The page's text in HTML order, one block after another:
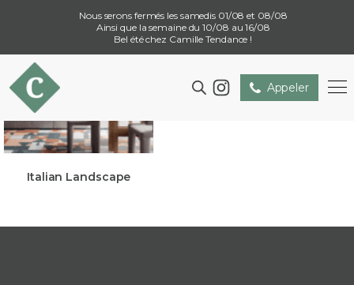
Nous serons fermés les samedis 01/08 et 08/08
Ainsi que la semaine du 10/08 au 16/08
Bel été chez Camille Tendance !
Appeler
Italian Landscape